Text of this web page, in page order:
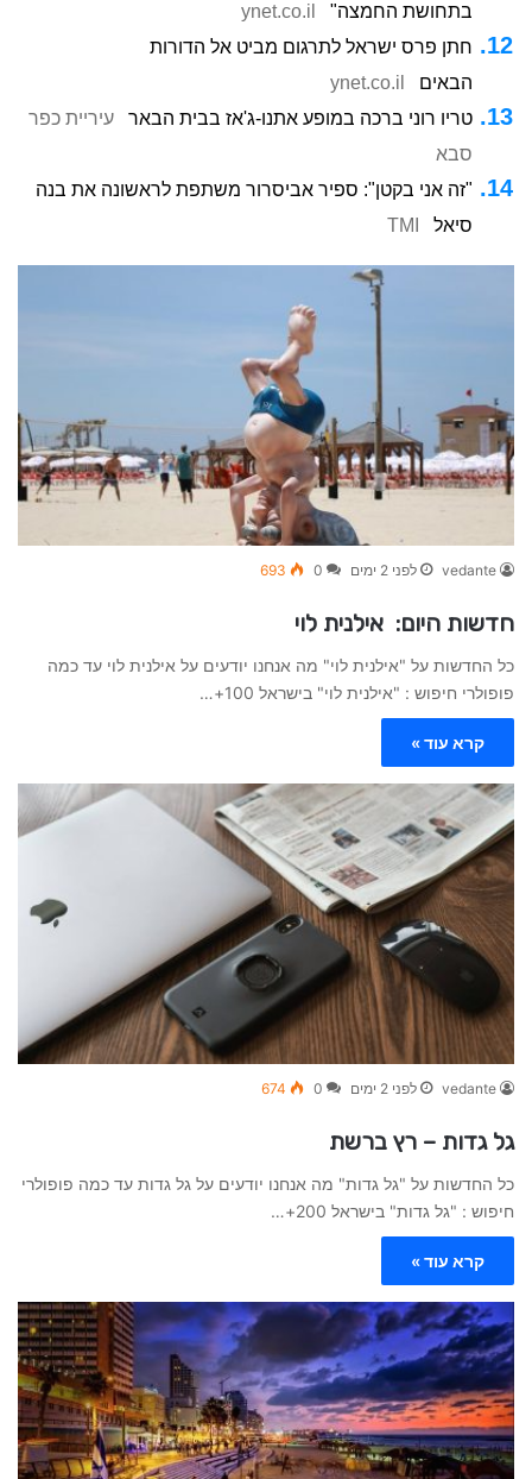
בתחושת החמצה"
ynet.co.il
חתן פרס ישראל לתרגום מביט אל הדורות
הבאים
ynet.co.il
טריו רוני ברכה במופע אתנו-ג'אז בבית הבאר
עיריית כפר
סבא
"זה אני בקטן": ספיר אביסרור משתפת לראשונה את בנה
סיאל
TMI
vedante לפני 2 ימים 0
693
חדשות היום: אילנית לוי
כל החדשות על "אילנית לוי" מה אנחנו יודעים על אילנית לוי עד כמה
פופולרי חיפוש : "אילנית לוי" בישראל 100+…
קרא עוד »
vedante לפני 2 ימים 0
674
גל גדות – רץ ברשת
כל החדשות על "גל גדות" מה אנחנו יודעים על גל גדות עד כמה פופולרי
חיפוש : "גל גדות" בישראל 200+…
קרא עוד »